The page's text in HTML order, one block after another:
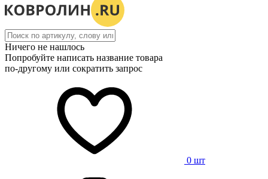
Ничего не нашлось
Попробуйте написать название товара
по-другому или сократить запрос
0 шт